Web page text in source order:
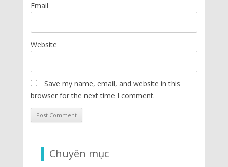
Email
Website
Save my name, email, and website in this
browser for the next time I comment.
Chuyên mục